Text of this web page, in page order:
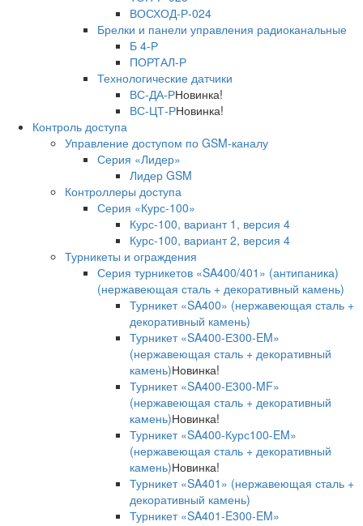
ВОСХОД-Р-024
Брелки и панели управления радиоканальные
Б 4-Р
ПОРТАЛ-Р
Технологические датчики
ВС-ДА-РНовинка!
ВС-ЦТ-РНовинка!
Контроль доступа
Управление доступом по GSM-каналу
Серия «Лидер»
Лидер GSM
Контроллеры доступа
Серия «Курс-100»
Курс-100, вариант 1, версия 4
Курс-100, вариант 2, версия 4
Турникеты и ограждения
Серия турникетов «SA400/401» (антипаника)
(нержавеющая сталь + декоративный камень)
Турникет «SA400» (нержавеющая сталь +
декоративный камень)
Турникет «SA400-Е300-EM»
(нержавеющая сталь + декоративный
камень)Новинка!
Турникет «SA400-Е300-MF»
(нержавеющая сталь + декоративный
камень)Новинка!
Турникет «SA400-Курс100-EM»
(нержавеющая сталь + декоративный
камень)Новинка!
Турникет «SA401» (нержавеющая сталь +
декоративный камень)
Турникет «SA401-E300-EM»